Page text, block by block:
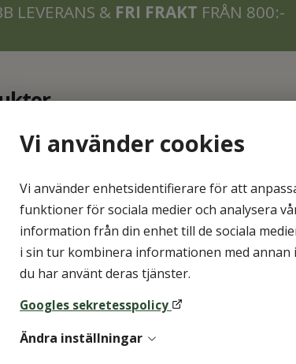
Vi använder cookies
Vi använder enhetsidentifierare för att
funktioner för sociala medier och analysera
information från din enhet till de sociala
i sin tur kombinera informationen med
du har använt deras tjänster.
Googles sekretesspolicy
Ändra inställningar
LEVERANS & FRI FRAKT FRÅN 800:-